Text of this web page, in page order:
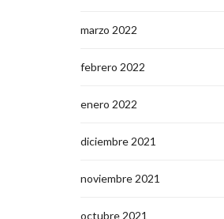
marzo 2022
febrero 2022
enero 2022
diciembre 2021
noviembre 2021
octubre 2021